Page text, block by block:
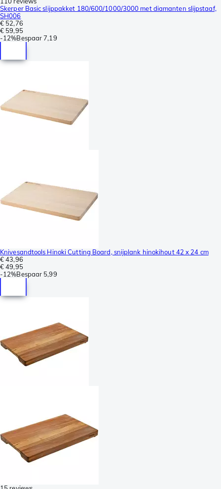
Skerper Basic slijppakket 180/600/1000/3000 met diamanten slijpstaaf,
SH006
€ 52,76
€ 59,95
-12%Bespaar 7,19
Knivesandtools Hinoki Cutting Board, snijplank hinokihout 42 x 24 cm
€ 43,96
€ 49,95
-12%Bespaar 5,99